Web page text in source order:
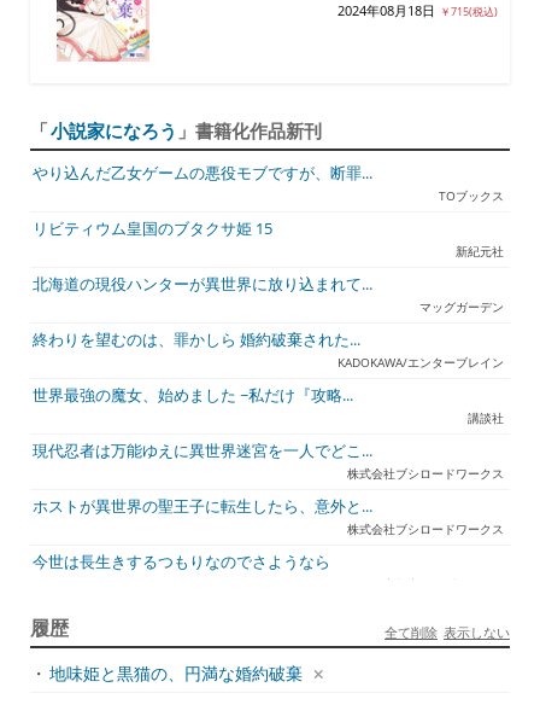
2024年08月18日 ￥715(税込)
「小説家になろう 」書籍化作品新刊
やり込んだ乙女ゲームの悪役モブですが、断罪...
TOブックス
リビティウム皇国のブタクサ姫 15
新紀元社
北海道の現役ハンターが異世界に放り込まれて...
マッグガーデン
終わりを望むのは、罪かしら 婚約破棄された...
KADOKAWA/エンターブレイン
世界最強の魔女、始めました ~私だけ『攻略...
講談社
現代忍者は万能ゆえに異世界迷宮を一人でどこ...
株式会社ブシロードワークス
ホストが異世界の聖王子に転生したら、意外と...
株式会社ブシロードワークス
今世は長生きするつもりなのでさようなら
宇都宮ケーブルテレビ
ジュリとエレナの森の相談所 ~付与の力であ...
一二三書房
天才悪女は嘘を見破る2
履歴 表示しない
全て削除
・ 地味姫と黒猫の、円満な婚約破棄